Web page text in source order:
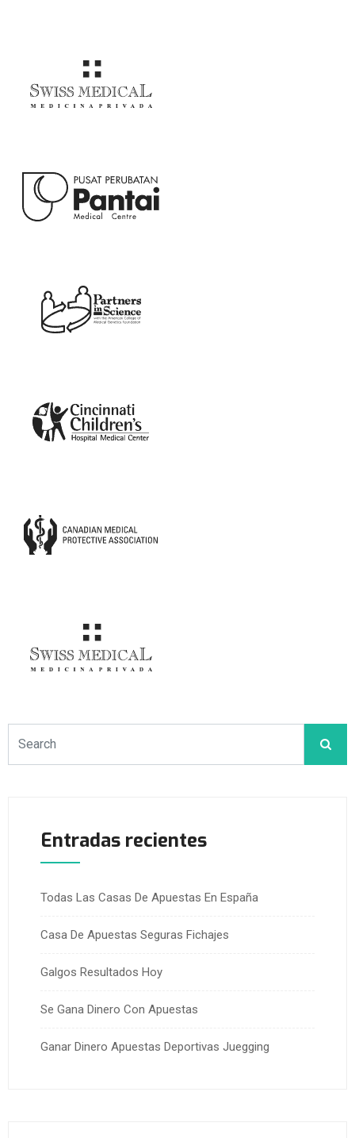
Entradas recientes
Todas Las Casas De Apuestas En España
Casa De Apuestas Seguras Fichajes
Galgos Resultados Hoy
Se Gana Dinero Con Apuestas
Ganar Dinero Apuestas Deportivas Juegging